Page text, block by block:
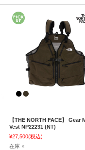
【THE NORTH FACE】 Gear
Vest NP22231 (NT)
¥27,500(税込)
在庫 ×